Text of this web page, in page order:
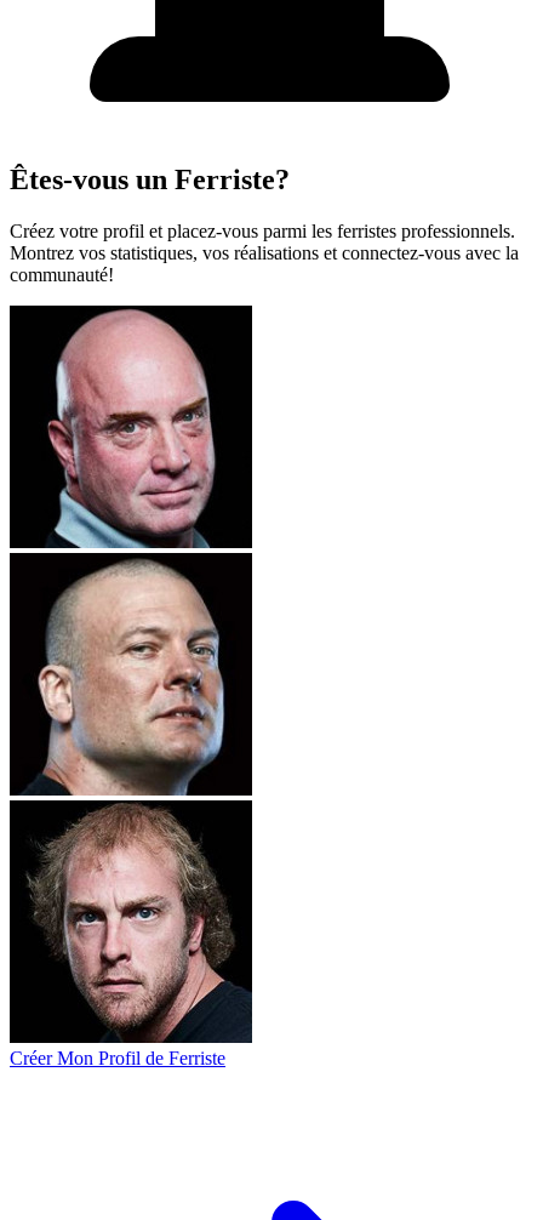
Êtes-vous un Ferriste?
Créez votre profil et placez-vous parmi les ferristes professionnels.
Montrez vos statistiques, vos réalisations et connectez-vous avec la
communauté!
Créer Mon Profil de Ferriste